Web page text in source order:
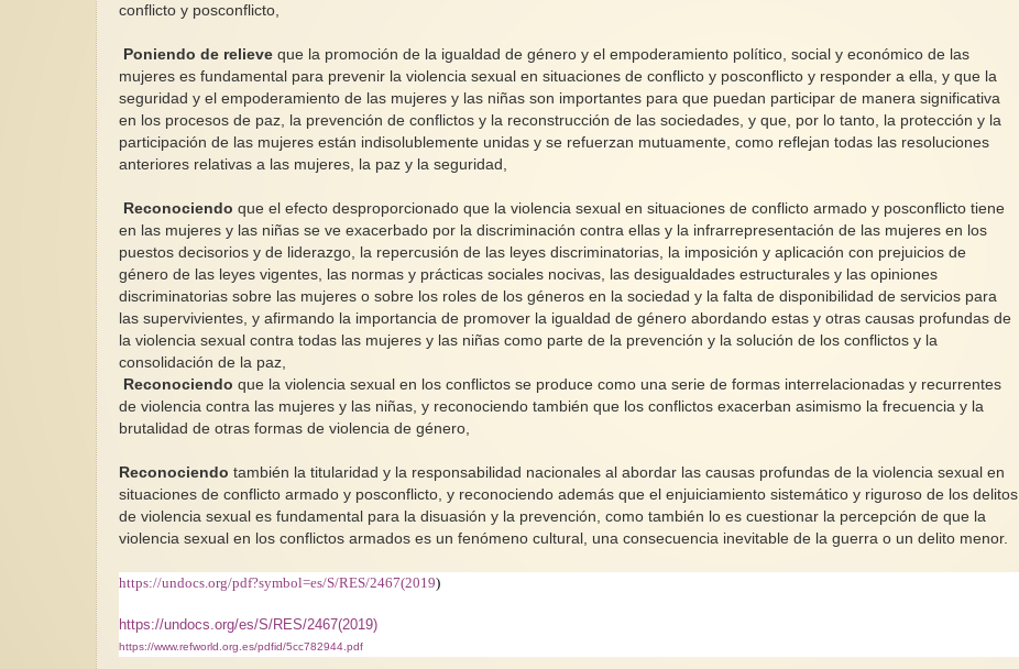
conflicto y posconflicto,
Poniendo de relieve que la promoción de la igualdad de género y el empoderamiento político, social y económico de las
mujeres es fundamental para prevenir la violencia sexual en situaciones de conflicto y posconflicto y responder a ella, y que la
seguridad y el empoderamiento de las mujeres y las niñas son importantes para que puedan participar de manera significativa
en los procesos de paz, la prevención de conflictos y la reconstrucción de las sociedades, y que, por lo tanto, la protección y la
participación de las mujeres están indisolublemente unidas y se refuerzan mutuamente, como reflejan todas las resoluciones
anteriores relativas a las mujeres, la paz y la seguridad,
Reconociendo que el efecto desproporcionado que la violencia sexual en situaciones de conflicto armado y posconflicto tiene
en las mujeres y las niñas se ve exacerbado por la discriminación contra ellas y la infrarrepresentación de las mujeres en los
puestos decisorios y de liderazgo, la repercusión de las leyes discriminatorias, la imposición y aplicación con prejuicios de
género de las leyes vigentes, las normas y prácticas sociales nocivas, las desigualdades estructurales y las opiniones
discriminatorias sobre las mujeres o sobre los roles de los géneros en la sociedad y la falta de disponibilidad de servicios para
las supervivientes, y afirmando la importancia de promover la igualdad de género abordando estas y otras causas profundas de
la violencia sexual contra todas las mujeres y las niñas como parte de la prevención y la solución de los conflictos y la
consolidación de la paz,
Reconociendo que la violencia sexual en los conflictos se produce como una serie de formas interrelacionadas y recurrentes
de violencia contra las mujeres y las niñas, y reconociendo también que los conflictos exacerban asimismo la frecuencia y la
brutalidad de otras formas de violencia de género,
Reconociendo también la titularidad y la responsabilidad nacionales al abordar las causas profundas de la violencia sexual en
situaciones de conflicto armado y posconflicto, y reconociendo además que el enjuiciamiento sistemático y riguroso de los delitos
de violencia sexual es fundamental para la disuasión y la prevención, como también lo es cuestionar la percepción de que la
violencia sexual en los conflictos armados es un fenómeno cultural, una consecuencia inevitable de la guerra o un delito menor.
https://undocs.org/pdf?symbol=es/S/RES/2467(2019)
https://undocs.org/es/S/RES/2467(2019)
https://www.refworld.org.es/pdfid/5cc782944.pdf